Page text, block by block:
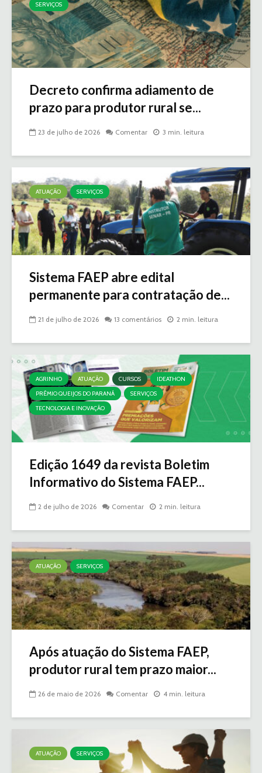
SERVIÇOS
Decreto confirma adiamento de
prazo para produtor rural se...
23 de julho de 2026 Comentar 3 min. leitura
ATUAÇÃO SERVIÇOS
Sistema FAEP abre edital
permanente para contratação de...
21 de julho de 2026 13 comentários 2 min. leitura
AGRINHO ATUAÇÃO CURSOS
IDEATHON
PRÊMIO QUEIJOS DO PARANÁ
SERVIÇOS
TECNOLOGIA E INOVAÇÃO
Edição 1649 da revista Boletim
Informativo do Sistema FAEP...
2 de julho de 2026 Comentar 2 min. leitura
ATUAÇÃO SERVIÇOS
Após atuação do Sistema FAEP,
produtor rural tem prazo maior...
26 de maio de 2026 Comentar 4 min. leitura
ATUAÇÃO SERVIÇOS